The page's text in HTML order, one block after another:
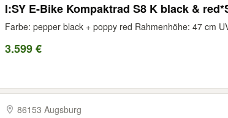
I:SY E-Bike Kompaktrad S8 K black &
Farbe: pepper black + poppy red Rahmenhöhe: 47 cm
3.599 €
86153 Augsburg